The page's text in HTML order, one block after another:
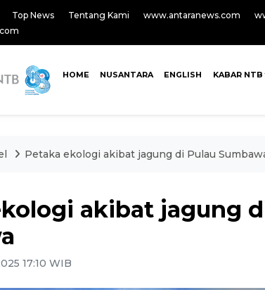
Top News Tentang Kami www.antaranews.com
HOME NUSANTARA ENGLISH KABAR NTB
Petaka ekologi akibat jagung di Pulau
akibat jagung
17:10 WIB